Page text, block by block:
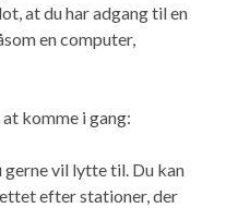
at du har adgang til en
en computer,
komme i gang:
vil lytte til. Du kan
efter stationer, der